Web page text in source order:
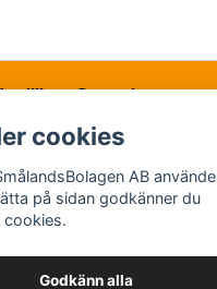
Fyndabilligt.nu/
cookies
AB
på sidan godkänner du
cookies.
Godkänn alla